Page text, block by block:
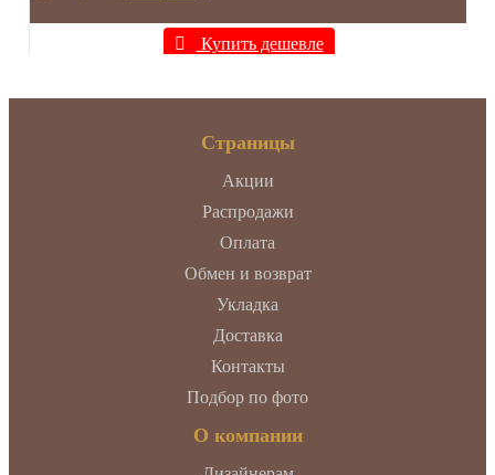
Купить дешевле
Страницы
Акции
Распродажи
Оплата
Обмен и возврат
Укладка
Доставка
Контакты
Подбор по фото
О компании